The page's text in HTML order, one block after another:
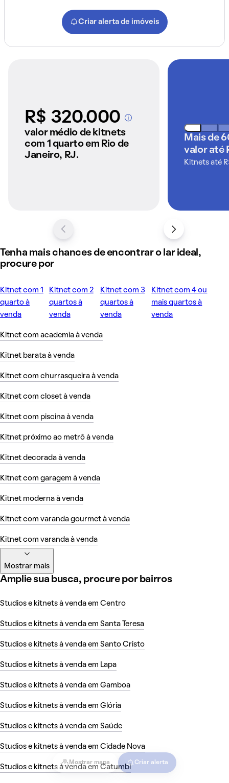
Mostrar mapa Criar alerta
Criar alerta de imóveis
R$ 320.000A partir dos imóveis
anunciados pelo
valor médio de kitnets
com 1 quarto em Rio de
Janeiro, RJ.
Mais de
valor até
Kitnets até
Tenha mais chances de encontrar o lar ideal,
procure por
Kitnet com 1
quarto à
venda
Kitnet com 2
quartos à
venda
Kitnet com 3
quartos à
venda
Kitnet com 4 ou
mais quartos à
venda
Kitnet com academia à venda
Kitnet barata à venda
Kitnet com churrasqueira à venda
Kitnet com closet à venda
Kitnet com piscina à venda
Kitnet próximo ao metrô à venda
Kitnet decorada à venda
Kitnet com garagem à venda
Kitnet moderna à venda
Kitnet com varanda gourmet à venda
Kitnet com varanda à venda
Mostrar mais
Amplie sua busca, procure por bairros
Studios e kitnets à venda em Centro
Studios e kitnets à venda em Santa Teresa
Studios e kitnets à venda em Santo Cristo
Studios e kitnets à venda em Lapa
Studios e kitnets à venda em Gamboa
Studios e kitnets à venda em Glória
Studios e kitnets à venda em Saúde
Studios e kitnets à venda em Cidade Nova
Studios e kitnets à venda em Catumbi